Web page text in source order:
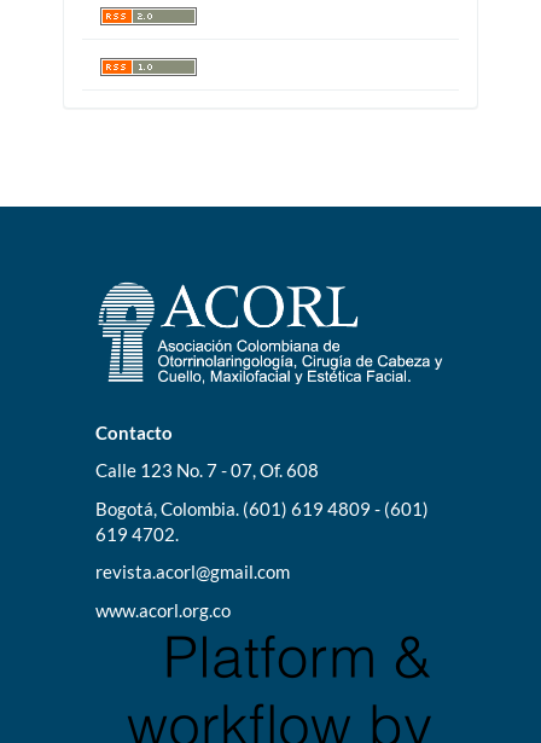
Contacto
Calle 123 No. 7 - 07, Of. 608
Bogotá, Colombia. (601) 619 4809 - (601)
619 4702.
revista.acorl@gmail.com
www.acorl.org.co